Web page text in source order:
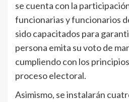
se cuenta con la
funcionarias y funcionarios
sido capacitados para
persona emita su voto de
cumpliendo con los
proceso electoral.
Asimismo, se instalarán